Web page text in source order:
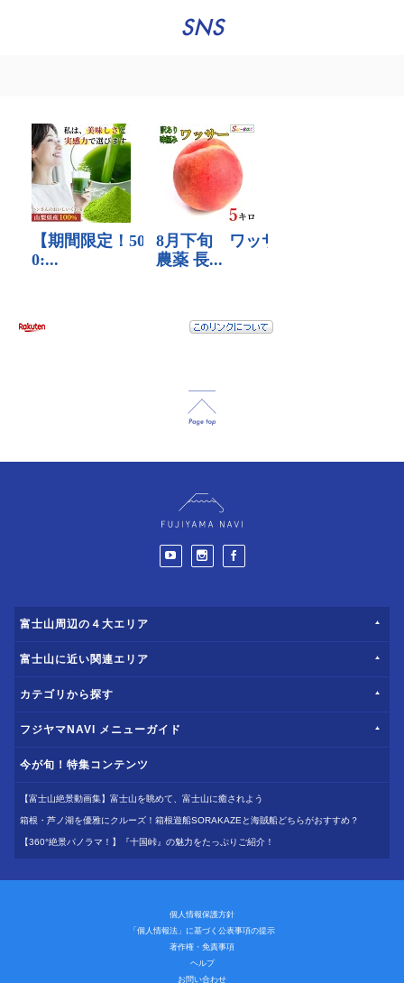
SNS
富士山周辺の４大エリア
富士山に近い関連エリア
カテゴリから探す
フジヤマNAVI メニューガイド
今が旬！特集コンテンツ
【富士山絶景動画集】富士山を眺めて、富士山に癒されよう
箱根・芦ノ湖を優雅にクルーズ！箱根遊船SORAKAZEと海賊船どちらがおすすめ？
【360°絶景パノラマ！】『十国峠』の魅力をたっぷりご紹介！
個人情報保護方針
「個人情報法」に基づく公表事項の提示
著作権・免責事項
ヘルプ
お問い合わせ